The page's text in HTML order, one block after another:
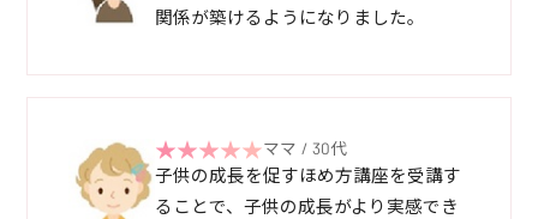
関係が築けるようになりました。
ママ / 30代
子供の成長を促すほめ方講座を受講す
ることで、子供の成長がより実感でき